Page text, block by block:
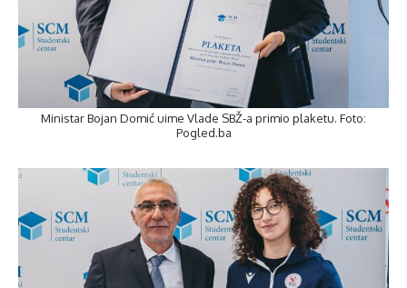
Ministar Bojan Domić uime Vlade SBŽ-a primio plaketu. Foto:
Pogled.ba